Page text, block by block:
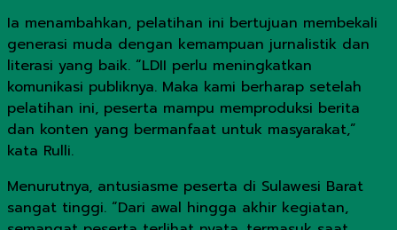
Ia menambahkan, pelatihan ini bertujuan membekali
generasi muda dengan kemampuan jurnalistik dan
literasi yang baik. “LDII perlu meningkatkan
komunikasi publiknya. Maka kami berharap setelah
pelatihan ini, peserta mampu memproduksi berita
dan konten yang bermanfaat untuk masyarakat,”
kata Rulli.
Menurutnya, antusiasme peserta di Sulawesi Barat
sangat tinggi. “Dari awal hingga akhir kegiatan,